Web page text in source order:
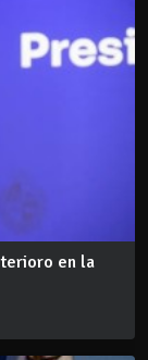
en la